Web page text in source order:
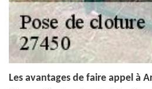
Les avantages de faire appel à